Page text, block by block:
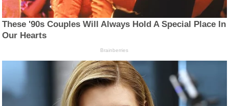
These '90s Couples Will Always Hold A Special Place In
Our Hearts
Brainberries